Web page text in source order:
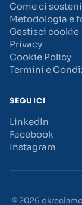
Come ci
Metodologia e
Gestisci cookie
Privacy
Cookie Policy
Termini e
SEGUICI
LinkedIn
Facebook
Instagram
© 2026